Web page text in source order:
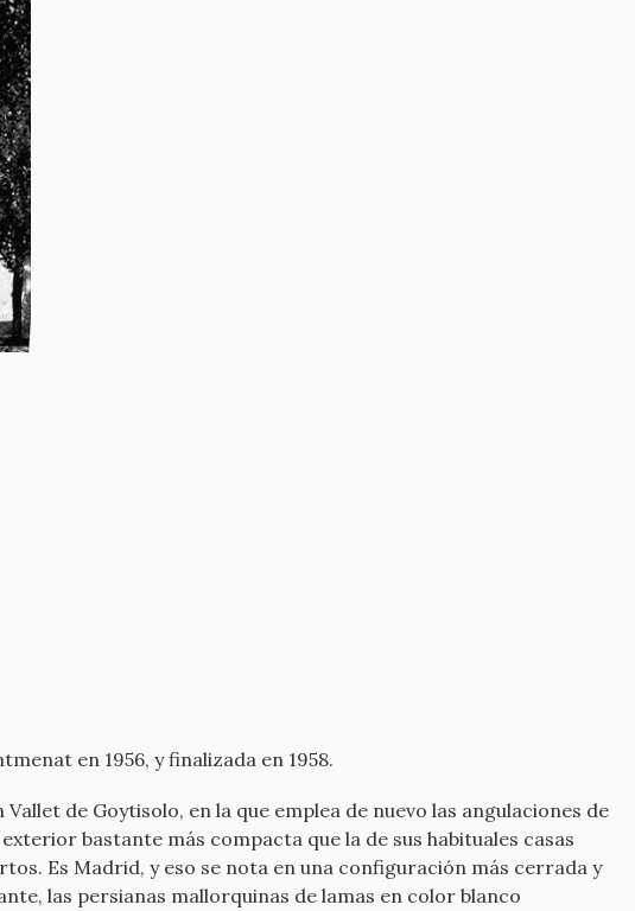
en 1956, y finalizada en 1958.
de Goytisolo, en la que emplea de nuevo las angulaciones de
bastante más compacta que la de sus habituales casas
Es Madrid, y eso se nota en una configuración más cerrada y
las persianas mallorquinas de lamas en color blanco